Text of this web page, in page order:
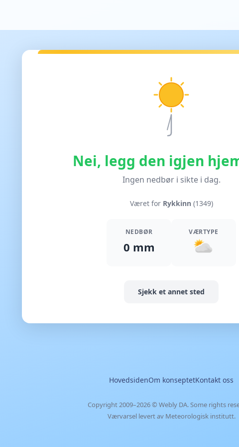
Nei, legg den igjen
Ingen nedbør i sikte i dag.
Været for Rykkinn (1349)
NEDBØR
0 mm
VÆRTYPE
Sjekk et annet sted
HovedsidenOm konseptetKontakt oss
Copyright 2009–2026 © Webly DA. Some rights
Værvarsel levert av Meteorologisk institutt.